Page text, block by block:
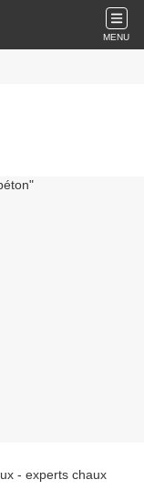
MENU